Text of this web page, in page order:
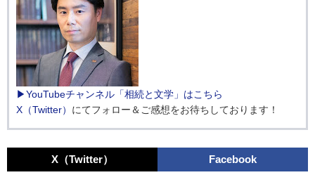
▶YouTubeチャンネル「相続と文学」はこちら
X（Twitter） にてフォロー＆ご感想をお待ちしております！
X（Twitter） Facebook